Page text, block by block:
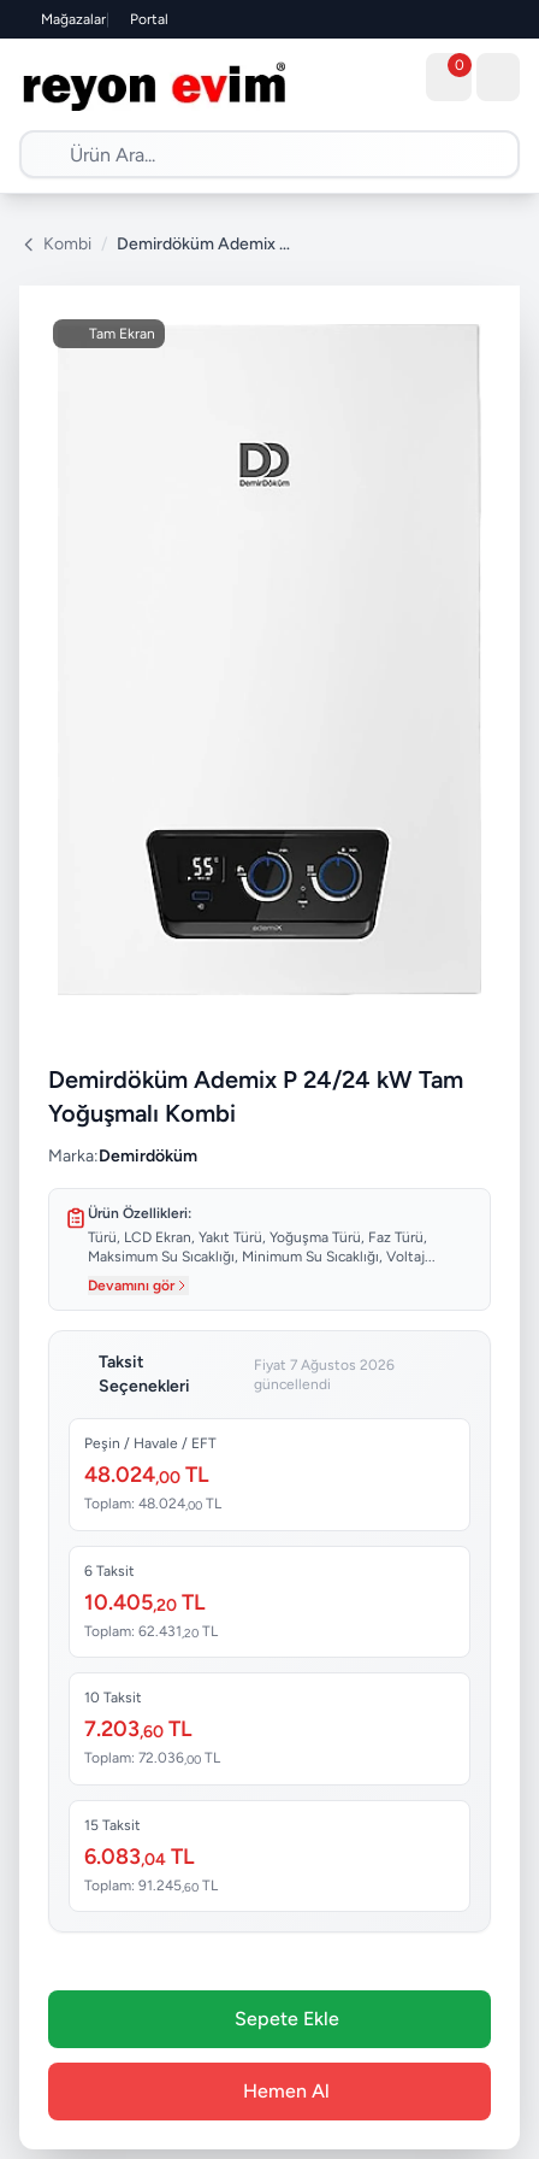
Mağazalar| Portal
0
Kombi / Demirdöküm Ademix P 24/24 kW Tam Yoğuşmalı Kombi
Tam Ekran
Demirdöküm Ademix P 24/24 kW Tam
Yoğuşmalı Kombi
Marka:Demirdöküm
Ürün Özellikleri:
Türü, LCD Ekran, Yakıt Türü, Yoğuşma Türü, Faz Türü,
Maksimum Su Sıcaklığı, Minimum Su Sıcaklığı, Voltaj...
Devamını gör
Taksit
Seçenekleri
Fiyat 7 Ağustos 2026
güncellendi
Peşin / Havale / EFT
48.024,00 TL
Toplam: 48.024,00 TL
6 Taksit
10.405,20 TL
Toplam: 62.431 ,20 TL
10 Taksit
7.203,60 TL
Toplam: 72.036,00 TL
15 Taksit
6.083,04 TL
Toplam: 91.245,60 TL
Sepete Ekle
Hemen Al